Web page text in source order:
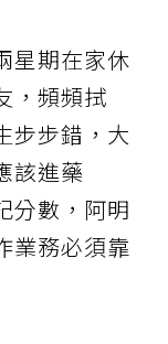
星期在家休
，頻頻拭
步步錯，大
該進藥
數，阿明
業務必須靠